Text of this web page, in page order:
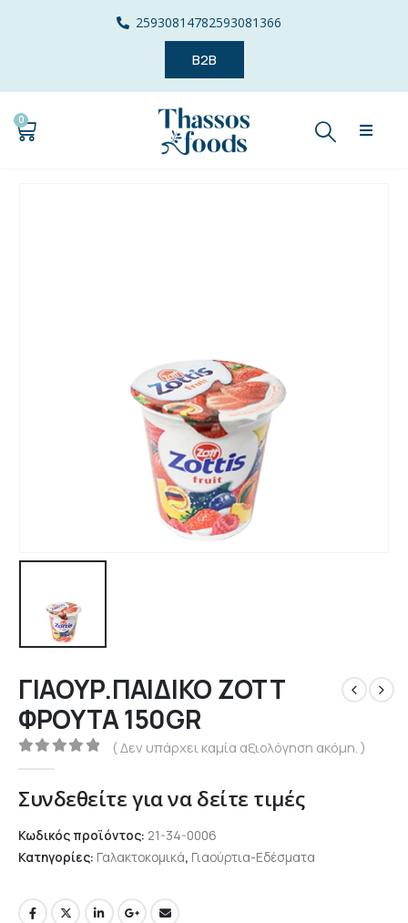
25930814782593081366
B2B
0
ΓΙΑΟΥΡ.ΠΑΙΔΙΚΟ ΖΟΤΤ
ΦΡΟΥΤΑ 150GR
0out of 5
( Δεν υπάρχει καμία αξιολόγηση ακόμη. )
Συνδεθείτε για να δείτε τιμές
Κωδικός προϊόντος: 21-34-0006
Κατηγορίες: Γαλακτοκομικά, Γιαούρτια-Εδέσματα